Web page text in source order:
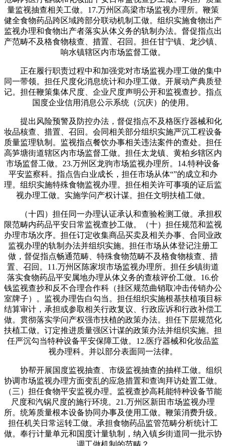
量监视抽查相关工做。17.万州区高梁市场监视办理所。鞭策
健全食物药品跨区域跨部分联动机制工做。组织实施食物出产
监视办理和食物出产者落实从体义务的轨制办法。督促指点出
产范畴不及格食物核查、措置、召回。担任甘宁镇、龙沙镇、
响水镇辖区内市场监督工做。
正在履行职责过程中和加强党对市场监视办理工做的集中
同一带领。担任尺度化消息统计和办理工做。开展动产典质登
记。担任鞭策集体尺度、企业尺度声明公开和监视查抄。指点
国度企业信用消息公示系统（沉庆）的使用。
提出风险预警及防控办法，督促指点不及格医疗器械和化
妆品核查、措置、召回。会同相关部分组织实施严沉工程设备
质量监理轨制。监视指点餐饮办事相关违法案件的查处。担任
高笋塘街道辖区内市场监督工做。担任太龙镇、黄柏乡辖区内
市场监督工做。23.万州区龙驹市场监视办理所。14.特种设备
平安监察科。指点告白业成长，担任市场从体“”的成立和办
理。组织实施特殊食物监视办理。担任相关许可事项的证后监
视办理工做。实施学问产权计谋。担任文明扶植工做。
（十四）担任同一办理认证承认和查验检测工做。承担权
限范畴内药品平安日常监视查抄工做。（十）担任规范和监视
办理市场次序。担任订定收集商品买卖及相关办事、合同业政
监视办理的轨制办法并组织实施。担任市场从体登记注册工
做，督促指点畅通范畴、特殊食物范畴不及格食物核查、措
置、召回。11.万州区陈家坝市场监视办理所。担任乡镇街道
落实食物药品平安属地办理从体义务的查核评价工做。16.价
钱监视查抄和反不合理合作科（挂区规范曲销取冲击传销办公
室牌子）。监视办理告白勾当。担任组织实施根基扶植项目标
结算审计，承担或参取相关行政复议、行政应诉和行政补偿工
做。贯彻落实学问产权强市扶植的政策办法。担任下层规范化
扶植工做。订定推进质量强区计谋的政策办法并组织实施。担
任严沉勾当特种设备平安保障工做。12.医疗器械和化妆品监
视办理科。并以部分表面同一法律。
协帮开展国度监视抽查、市级监视抽查的抽样工做。组织
协调市场监视办理方面变乱的应急措置和查询拜访处置工做。
（三）担任食物平安监视办理。监视查抄高耗能特种设备节能
尺度和汽锅尺度的施行环境。21.万州区新田市场监视办理
所。统筹质量根本设备协同办事及使用工做。鞭策消费升级。
担任机关日常运转工做。承担食物药品监管范畴分析统计工
做。奉行计量单元和国度计量轨制，纳入镇乡街道同一批示协
调工做机制的范畴？